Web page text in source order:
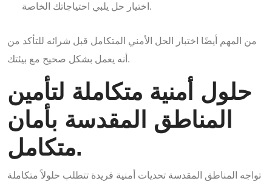
اختيار حل يلبي احتياجاتك الخاصة.
من المهم أيضًا اختبار الحل الأمني المتكامل قبل شرائه للتأكد من
أنه يعمل بشكل صحيح مع بيئتك.
حلول أمنية متكاملة لتأمين
المناطق المقدسة بأمان
متكامل.
تواجه المناطق المقدسة تحديات أمنية فريدة تتطلب حلولاً متكاملة